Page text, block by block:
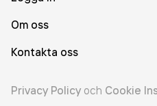
Om oss
Kontakta oss
Privacy Policy och Cookie